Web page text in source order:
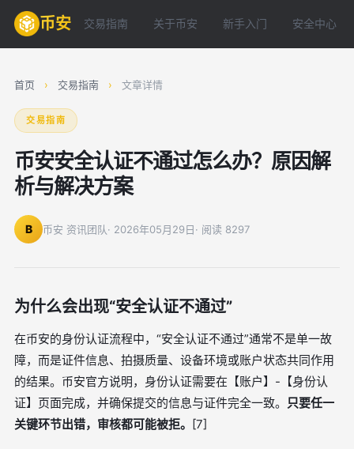
币安 交易指南 关于币安 新手入门 安全中心
首页 › 交易指南 › 文章详情
交易指南
币安安全认证不通过怎么办？原因解
析与解决方案
B 币安 资讯团队· 2026年05月29日· 阅读 8297
为什么会出现“安全认证不通过”
在币安的身份认证流程中，“安全认证不通过”通常不是单一故
障，而是证件信息、拍摄质量、设备环境或账户状态共同作用
的结果。币安官方说明，身份认证需要在【账户】-【身份认
证】页面完成，并确保提交的信息与证件完全一致。 只要任一
关键环节出错，审核都可能被拒。 [7]